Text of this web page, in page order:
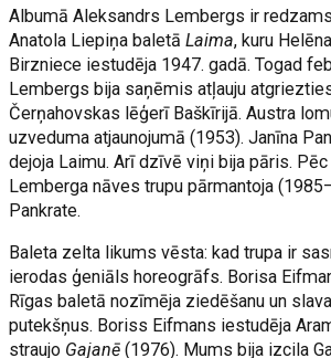
Albumā Aleksandrs Lembergs ir
Anatola Liepiņa baletāLaima, kuru
Birzniece iestudēja 1947. gadā. Togad
Lembergs bija saņēmis atļauju
Čerņahovskas lēģerī Baškīrijā. Austra
uzveduma atjaunojumā (1953). Janīna
dejoja Laimu. Arī dzīvē viņi bija pāris.
Lemberga nāves trupu pārmantoja
Pankrate.
Baleta zelta likums vēsta: kad trupa ir
ierodas ģeniāls horeogrāfs. Borisa
Rīgas baletā nozīmēja ziedēšanu un
putekšņus. Boriss Eifmans iestudēja
straujo Gajanē (1976). Mums bija izcila